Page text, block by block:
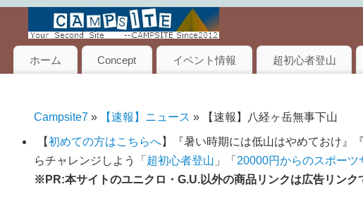
ホーム Concept イベント情報 超初心者登山
Campsite7 » 【速報】ニュース » 【速報】八経ヶ岳無事下山
【初めての方はこちらへ】『暑い時期には低山はやめておけ
らチャレンジしよう「 超初心者登山 」「 20000円からのスポーツ
※PR:本サイトのユニクロ・G.U.以外の商品リンクは広告リン